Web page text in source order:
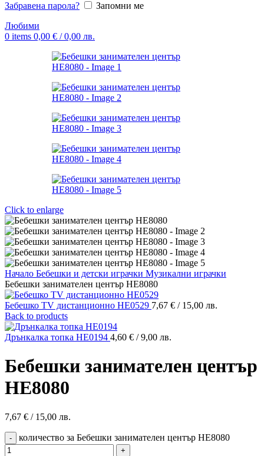
Забравена парола?
Запомни ме
Любими
0 items 0,00 € / 0,00 лв.
Click to enlarge
Начало Бебешки и детски играчки Музикални играчки
Бебешки занимателен център HE8080
Бебешко TV дистанционно HE0529 7,67 € / 15,00 лв.
Back to products
Дрънкалка топка HE0194 4,60 € / 9,00 лв.
Бебешки занимателен център
HE8080
7,67 € / 15,00 лв.
количество за Бебешки занимателен център HE8080